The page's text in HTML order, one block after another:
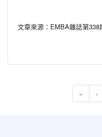
文章來源：EMBA雜誌第338
« ‹